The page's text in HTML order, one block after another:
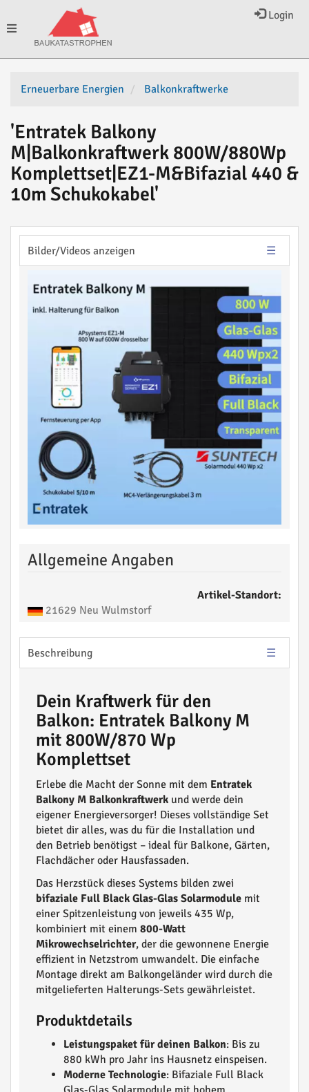
Login
Toggle
navigation
Erneuerbare Energien Balkonkraftwerke
'Entratek Balkony
M|Balkonkraftwerk 800W/880Wp
Komplettset|EZ1-M&Bifazial 440 &
10m Schukokabel'
Bilder/Videos anzeigen
Allgemeine Angaben
Artikel-Standort:
21629 Neu Wulmstorf
Beschreibung
Dein Kraftwerk für den
Balkon: Entratek Balkony M
mit 800W/870 Wp
Komplettset
Erlebe die Macht der Sonne mit dem Entratek
Balkony M Balkonkraftwerk und werde dein
eigener Energieversorger! Dieses vollständige Set
bietet dir alles, was du für die Installation und
den Betrieb benötigst – ideal für Balkone, Gärten,
Flachdächer oder Hausfassaden.
Das Herzstück dieses Systems bilden zwei
bifaziale Full Black Glas-Glas Solarmodule mit
einer Spitzenleistung von jeweils 435 Wp,
kombiniert mit einem 800-Watt
Mikrowechselrichter, der die gewonnene Energie
effizient in Netzstrom umwandelt. Die einfache
Montage direkt am Balkongeländer wird durch die
mitgelieferten Halterungs-Sets gewährleistet.
Produktdetails
Leistungspaket für deinen Balkon: Bis zu
880 kWh pro Jahr ins Hausnetz einspeisen.
Moderne Technologie: Bifaziale Full Black